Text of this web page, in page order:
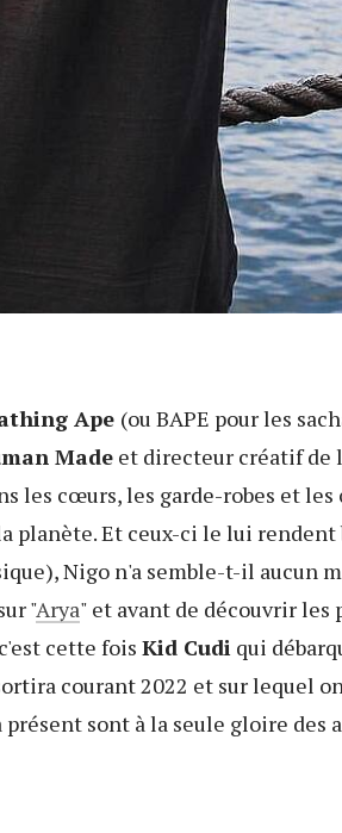
Ape (ou BAPE pour les
Madeet directeur créatif de
les cœurs, les garde-robes et les
planète. Et ceux-ci le lui rendent
Nigo n'a semble-t-il aucun
"Arya" et avant de découvrir les
cette fois Kid Cudiqui
courant 2022 et sur lequel
sont à la seule gloire des